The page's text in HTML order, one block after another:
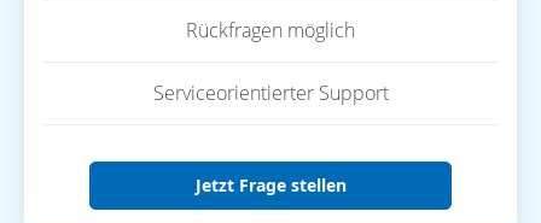
Rückfragen möglich
Serviceorientierter Support
Jetzt Frage stellen